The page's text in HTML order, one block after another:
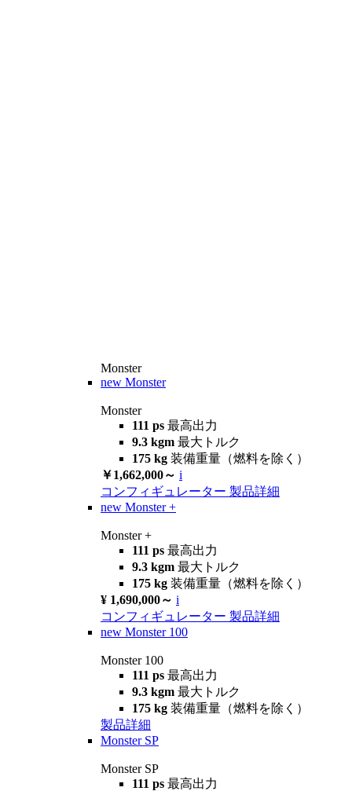
Monster
new Monster
Monster
111 ps 最高出力
9.3 kgm 最大トルク
175 kg 装備重量（燃料を除く）
￥1,662,000～ i
コンフィギュレーター 製品詳細
new Monster +
Monster +
111 ps 最高出力
9.3 kgm 最大トルク
175 kg 装備重量（燃料を除く）
¥ 1,690,000～ i
コンフィギュレーター 製品詳細
new Monster 100
Monster 100
111 ps 最高出力
9.3 kgm 最大トルク
175 kg 装備重量（燃料を除く）
製品詳細
Monster SP
Monster SP
111 ps 最高出力